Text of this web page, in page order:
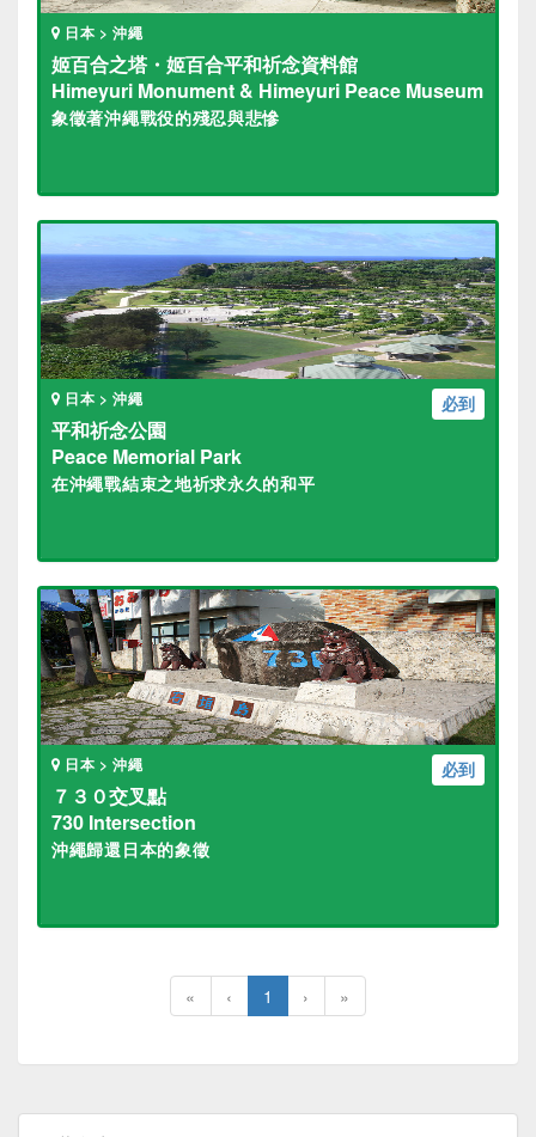
日本 > 沖繩
姬百合之塔・姬百合平和祈念資料館
Himeyuri Monument & Himeyuri Peace Museum
象徵著沖繩戰役的殘忍與悲慘
必到
日本 > 沖繩
平和祈念公園
Peace Memorial Park
在沖繩戰結束之地祈求永久的和平
必到
日本 > 沖繩
７３０交叉點
730 Intersection
沖繩歸還日本的象徵
« ‹ 1 › »